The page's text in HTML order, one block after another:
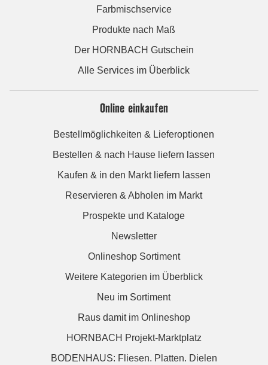
Farbmischservice
Produkte nach Maß
Der HORNBACH Gutschein
Alle Services im Überblick
Online einkaufen
Bestellmöglichkeiten & Lieferoptionen
Bestellen & nach Hause liefern lassen
Kaufen & in den Markt liefern lassen
Reservieren & Abholen im Markt
Prospekte und Kataloge
Newsletter
Onlineshop Sortiment
Weitere Kategorien im Überblick
Neu im Sortiment
Raus damit im Onlineshop
HORNBACH Projekt-Marktplatz
BODENHAUS: Fliesen. Platten. Dielen